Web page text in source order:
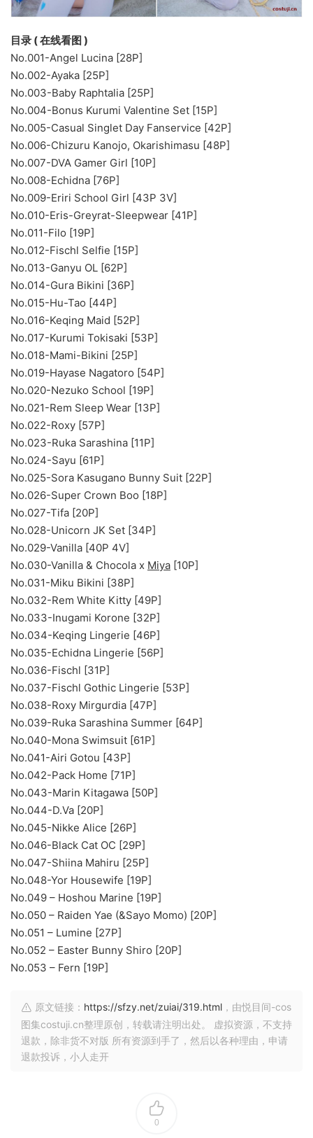
目录 ( 在线看图 )
No.001-Angel Lucina [28P]
No.002-Ayaka [25P]
No.003-Baby Raphtalia [25P]
No.004-Bonus Kurumi Valentine Set [15P]
No.005-Casual Singlet Day Fanservice [42P]
No.006-Chizuru Kanojo, Okarishimasu [48P]
No.007-DVA Gamer Girl [10P]
No.008-Echidna [76P]
No.009-Eriri School Girl [43P 3V]
No.010-Eris-Greyrat-Sleepwear [41P]
No.011-Filo [19P]
No.012-Fischl Selfie [15P]
No.013-Ganyu OL [62P]
No.014-Gura Bikini [36P]
No.015-Hu-Tao [44P]
No.016-Keqing Maid [52P]
No.017-Kurumi Tokisaki [53P]
No.018-Mami-Bikini [25P]
No.019-Hayase Nagatoro [54P]
No.020-Nezuko School [19P]
No.021-Rem Sleep Wear [13P]
No.022-Roxy [57P]
No.023-Ruka Sarashina [11P]
No.024-Sayu [61P]
No.025-Sora Kasugano Bunny Suit [22P]
No.026-Super Crown Boo [18P]
No.027-Tifa [20P]
No.028-Unicorn JK Set [34P]
No.029-Vanilla [40P 4V]
No.030-Vanilla & Chocola x Miya [10P]
No.031-Miku Bikini [38P]
No.032-Rem White Kitty [49P]
No.033-Inugami Korone [32P]
No.034-Keqing Lingerie [46P]
No.035-Echidna Lingerie [56P]
No.036-Fischl [31P]
No.037-Fischl Gothic Lingerie [53P]
No.038-Roxy Mirgurdia [47P]
No.039-Ruka Sarashina Summer [64P]
No.040-Mona Swimsuit [61P]
No.041-Airi Gotou [43P]
No.042-Pack Home [71P]
No.043-Marin Kitagawa [50P]
No.044-D.Va [20P]
No.045-Nikke Alice [26P]
No.046-Black Cat OC [29P]
No.047-Shiina Mahiru [25P]
No.048-Yor Housewife [19P]
No.049 – Hoshou Marine [19P]
No.050 – Raiden Yae (&Sayo Momo) [20P]
No.051 – Lumine [27P]
No.052 – Easter Bunny Shiro [20P]
No.053 – Fern [19P]
原文链接： https://sfzy.net/zuiai/319.html ，由悦目间-cos
图集costuji.cn整理原创，转载请注明出处。 虚拟资源，不支持
退款，除非货不对版 所有资源到手了，然后以各种理由，申请
退款投诉，小人走开
0